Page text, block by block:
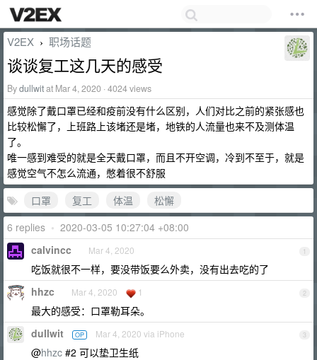
V2EX › 职场话题
谈谈复工这几天的感受
Bydullwitat Mar 4, 2020 · 4024 views
感觉除了戴口罩已经和疫前没有什么区别，人们对比之前的紧张感也
比较松懈了，上班路上该堵还是堵，地铁的人流量也来不及测体温
了。
唯一感到难受的就是全天戴口罩，而且不开空调，冷到不至于，就是
感觉空气不怎么流通，憋着很不舒服
口罩
复工 体温
松懈
6 replies • 2020-03-05 10:27:04 +08:00
1
calvincc Mar 4, 2020
吃饭就很不一样，要没带饭要么外卖，没有出去吃的了
2
hhzc Mar 4, 2020 1
最大的感受：口罩勒耳朵。
3
dullwit OP Mar 4, 2020 via iPhone
@hhzc #2 可以垫卫生纸